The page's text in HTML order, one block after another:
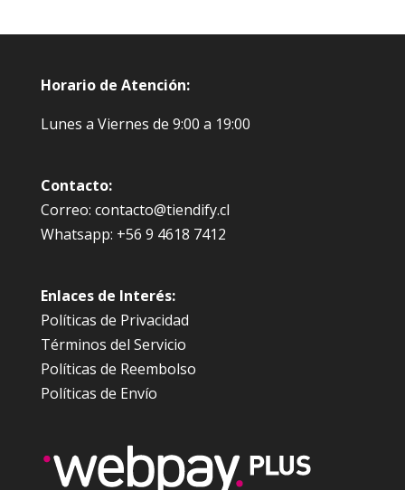
Horario de Atención:
Lunes a Viernes de 9:00 a 19:00
Contacto:
Correo: contacto@tiendify.cl
Whatsapp: +56 9 4618 7412
Enlaces de Interés:
Políticas de Privacidad
Términos del Servicio
Políticas de Reembolso
Políticas de Envío